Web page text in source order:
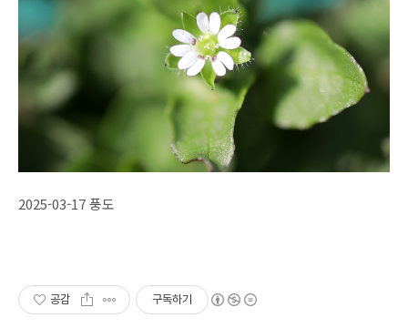
2025-03-17 풍도
공감 구독하기